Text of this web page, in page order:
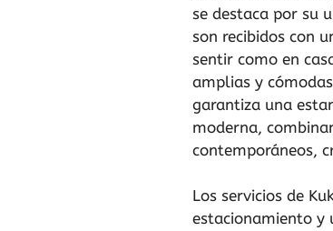
se destaca por su
son recibidos con
sentir como en
amplias y
garantiza una
moderna,
contemporáneos,
Los servicios de
estacionamiento y